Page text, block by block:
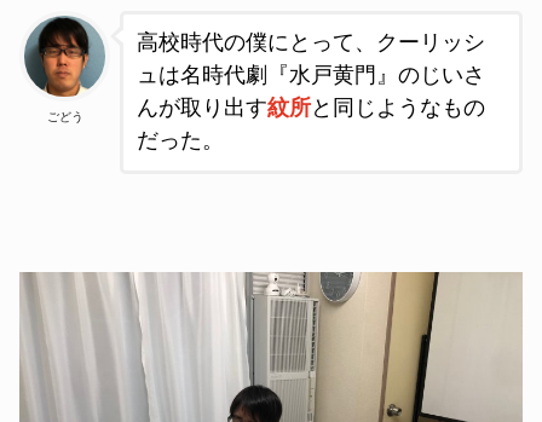
ごどう
高校時代の僕にとって、クーリッシ
ュは名時代劇『水戸黄門』のじいさ
んが取り出す紋所と同じようなもの
だった。